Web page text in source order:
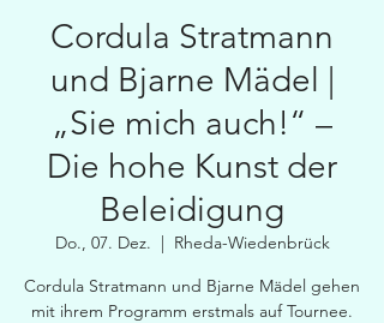
Cordula Stratmann
und Bjarne Mädel |
„Sie mich auch!“ –
Die hohe Kunst der
Beleidigung
Do., 07. Dez.
  |
Rheda-Wiedenbrück
Cordula Stratmann und Bjarne Mädel gehen
mit ihrem Programm erstmals auf Tournee.